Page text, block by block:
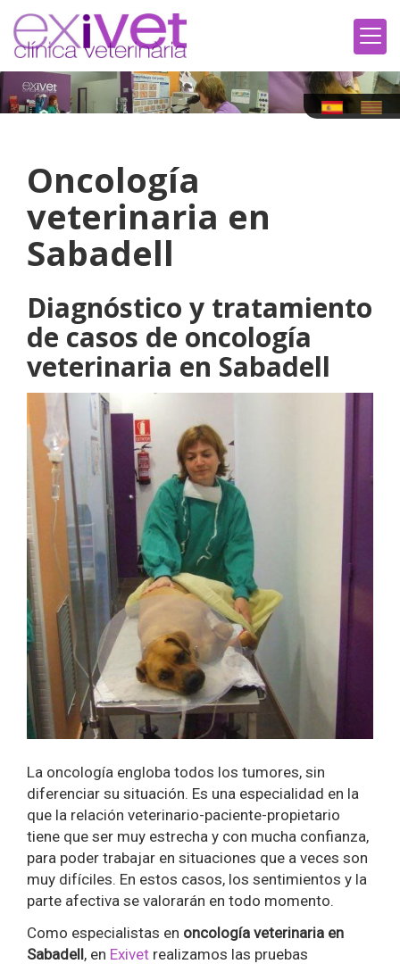
Oncología
veterinaria en
Sabadell
Diagnóstico y tratamiento
de casos de oncología
veterinaria en Sabadell
La oncología engloba todos los tumores, sin
diferenciar su situación. Es una especialidad en la
que la relación veterinario-paciente-propietario
tiene que ser muy estrecha y con mucha confianza,
para poder trabajar en situaciones que a veces son
muy difíciles. En estos casos, los sentimientos y la
parte afectiva se valorarán en todo momento.
Como especialistas en oncología veterinaria en
Sabadell, en Exivet realizamos las pruebas